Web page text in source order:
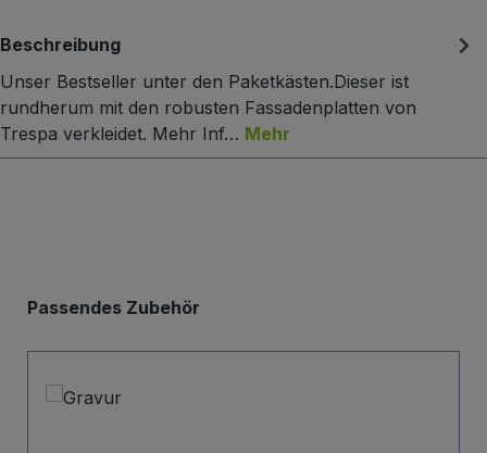
Beschreibung
Unser Bestseller unter den Paketkästen.Dieser ist
rundherum mit den robusten Fassadenplatten von
Trespa verkleidet. Mehr Inf… Mehr
Produktgalerie überspringen
Passendes Zubehör